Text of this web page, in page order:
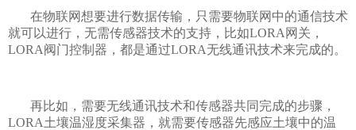
在物联网想要进行数据传输，只需要物联网中的通信技术
就可以进行，无需传感器技术的支持，比如LORA网关，
LORA阀门控制器，都是通过LORA无线通讯技术来完成的。
再比如，需要无线通讯技术和传感器共同完成的步骤，
LORA土壤温湿度采集器，就需要传感器先感应土壤中的温